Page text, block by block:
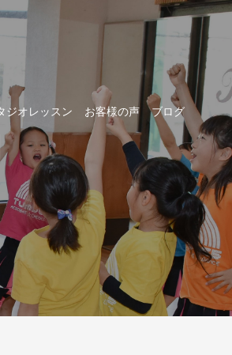
ジオレッスン お客様の声 ブログ